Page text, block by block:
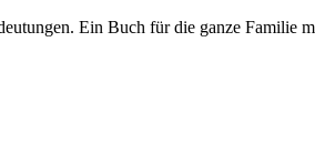
Ein Buch für die ganze Familie